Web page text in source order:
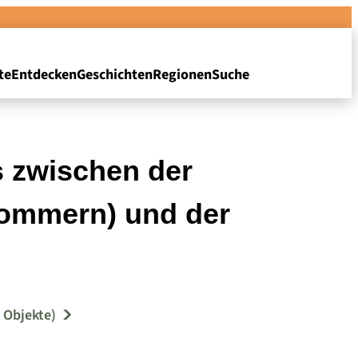
EntdeckenGeschichtenRegionenSuche
zwischen der
und der